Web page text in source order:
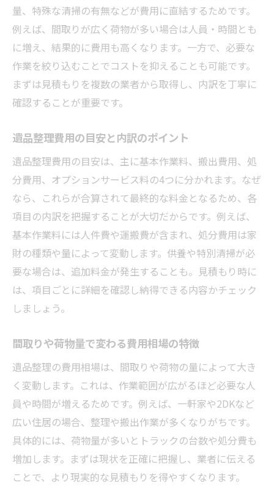
一軒家遺品整理の作業人数や時間の目安
料金表で見る遺品整理の内訳と特徴
遺品整理料金表で確認すべきポイント
遺品整理費用の内訳を詳細に解説
搬出や処分などの料金設定の特徴
遺品整理料金表から見る費用の傾向
信頼できる業者の料金表の見極め方
遺品整理費用は誰が負担するのか解説
遺品整理の費用を負担する人の基準とは
遺品整理費用の分担についての考え方
相続人による遺品整理費用の負担ルール
遺品整理費用と家族間での話し合い方
負担者が異なる場合の注意点を解説
遺品整理費用の支払いトラブルを防ぐコツ
相続税と遺品整理費用の関係性を解説
遺品整理費用は相続税の対象になるのか
遺品整理で知っておきたい税務知識
遺品整理費用の支出を証明する方法
相続手続きと遺品整理費用の扱いの注意点
相続時に遺品整理費用を上手に活用する方
法
費用を抑える遺品整理のポイント紹介
量、特殊な清掃の有無などが費用に直結するためです。
例えば、間取りが広く荷物が多い場合は人員・時間とも
に増え、結果的に費用も高くなります。一方で、必要な
作業を絞り込むことでコストを抑えることも可能です。
まずは見積もりを複数の業者から取得し、内訳を丁寧に
確認することが重要です。
遺品整理費用の目安と内訳のポイント
遺品整理費用の目安は、主に基本作業料、搬出費用、処
分費用、オプションサービス料の4つに分かれます。なぜ
なら、これらが合算されて最終的な料金となるため、各
項目の内訳を把握することが大切だからです。例えば、
基本作業料には人件費や運搬費が含まれ、処分費用は家
財の種類や量によって変動します。供養や特別清掃が必
要な場合は、追加料金が発生することも。見積もり時に
は、項目ごとに詳細を確認し納得できる内容かチェック
しましょう。
間取りや荷物量で変わる費用相場の特徴
遺品整理の費用相場は、間取りや荷物の量によって大き
く変動します。これは、作業範囲が広がるほど必要な人
員や時間が増えるためです。例えば、一軒家や2DKなど
広い住居の場合、整理や搬出作業が多くなりがちです。
具体的には、荷物量が多いとトラックの台数や処分費も
増加します。まずは現状を正確に把握し、業者に伝える
ことで、より現実的な見積もりを得やすくなります。